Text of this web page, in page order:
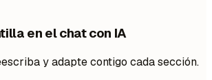
en el chat con IA
y adapte contigo cada sección.